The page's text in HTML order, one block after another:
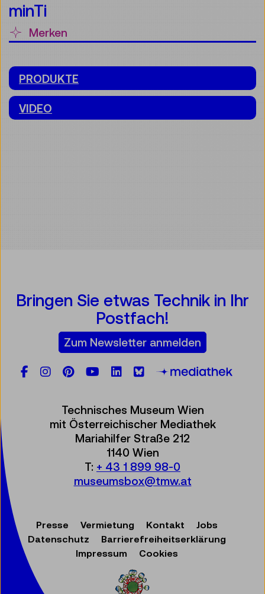
minTi
Merken
PRODUKTE
VIDEO
Bringen Sie etwas Technik in Ihr
Postfach!
Zum Newsletter anmelden
Facebook
Instagram
Pinterest
YouTube
LinkedIn
Bluesky
Technisches Museum Wien
mit Österreichischer Mediathek
Mariahilfer Straße 212
1140 Wien
T: + 43 1 899 98-0
museumsbox@tmw.at
Presse Vermietung Kontakt
Jobs
Datenschutz
Barrierefreiheitserklärung
Impressum
Cookies